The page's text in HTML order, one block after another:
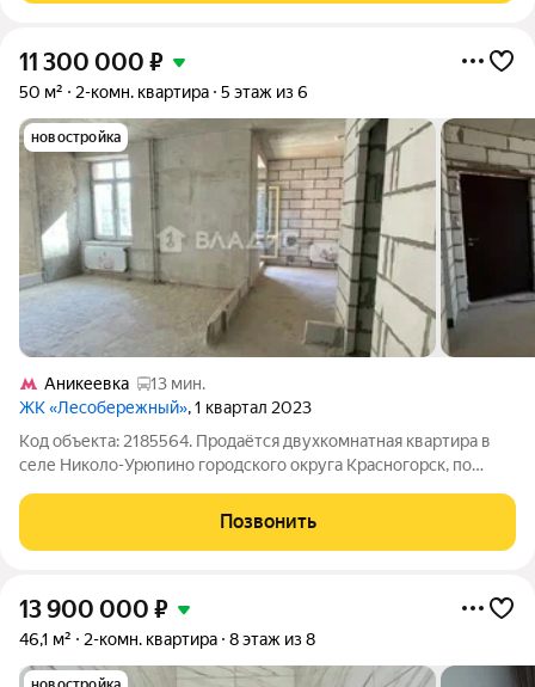
11 300 000 ₽
50 м² 2-комн. квартира 5 этаж из 6
новостройка
Аникеевка
13 мин.
ЖК «Лесобережный», 1 квартал 2023
Код объекта: 2185564. Продаётся двухкомнатная квартира в
селе Николо-Урюпино городского округа Красногорск, по
для тех, кто ценит комфорт и качество жизни. Квартира
расположена на 5 этаже
Позвонить
13 900 000 ₽
46,1 м² 2-комн. квартира 8 этаж из 8